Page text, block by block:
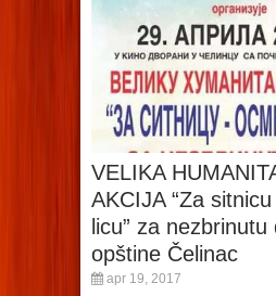
VELIKA
AKCIJA “Za
licu” za nezbrinutu
opštine Čelinac
apr 19, 2017